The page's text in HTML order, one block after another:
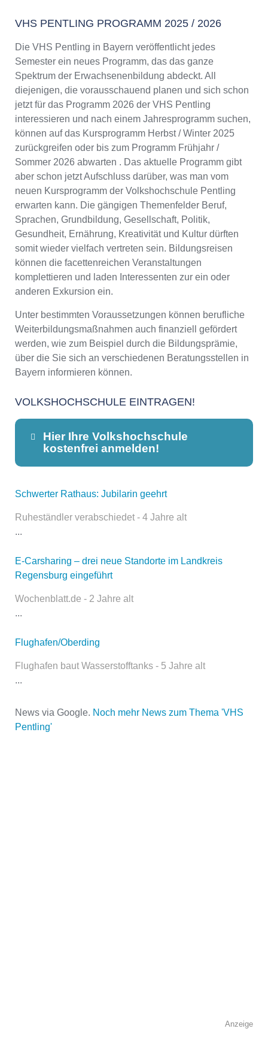
VHS PENTLING PROGRAMM 2025 / 2026
Die VHS Pentling in Bayern veröffentlicht jedes
Semester ein neues Programm, das das ganze
Spektrum der Erwachsenenbildung abdeckt. All
diejenigen, die vorausschauend planen und sich schon
jetzt für das Programm 2026 der VHS Pentling
interessieren und nach einem Jahresprogramm suchen,
können auf das Kursprogramm Herbst / Winter 2025
zurückgreifen oder bis zum Programm Frühjahr /
Sommer 2026 abwarten . Das aktuelle Programm gibt
aber schon jetzt Aufschluss darüber, was man vom
neuen Kursprogramm der Volkshochschule Pentling
erwarten kann. Die gängigen Themenfelder Beruf,
Sprachen, Grundbildung, Gesellschaft, Politik,
Gesundheit, Ernährung, Kreativität und Kultur dürften
somit wieder vielfach vertreten sein. Bildungsreisen
können die facettenreichen Veranstaltungen
komplettieren und laden Interessenten zur ein oder
anderen Exkursion ein.
Unter bestimmten Voraussetzungen können berufliche
Weiterbildungsmaßnahmen auch finanziell gefördert
werden, wie zum Beispiel durch die Bildungsprämie,
über die Sie sich an verschiedenen Beratungsstellen in
Bayern informieren können.
VOLKSHOCHSCHULE EINTRAGEN!
Hier Ihre Volkshochschule
kostenfrei anmelden!
Dieser Teil dient lediglich zur
Name*
Schwerter Rathaus: Jubilarin geehrt
Ruheständler verabschiedet - 4 Jahre alt
...
E-Carsharing – drei neue Standorte im Landkreis
Regensburg eingeführt
Wochenblatt.de - 2 Jahre alt
...
Flughafen/Oberding
Flughafen baut Wasserstofftanks - 5 Jahre alt
...
News via Google. Noch mehr News zum Thema 'VHS
Pentling'
Anzeige